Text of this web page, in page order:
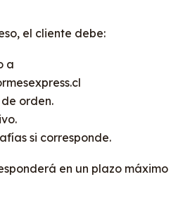
el cliente debe:
a
orden.
si corresponde.
en un plazo máximo